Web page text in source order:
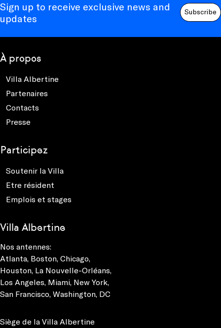
Sign up to receive exclusive news and
updates
Subscribe
À propos
Villa Albertine
Partenaires
Contacts
Presse
Participez
Soutenir la Villa
Etre résident
Emplois et stages
Villa Albertine
Nos antennes:
Atlanta, Boston, Chicago,
Houston, La Nouvelle-Orléans,
Los Angeles, Miami, New York,
San Francisco, Washington, DC
Siège de la Villa Albertine